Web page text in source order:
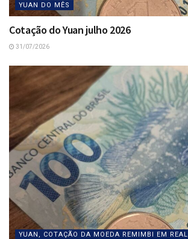
YUAN DO MÊS
Cotação do Yuan julho 2026
31/07/2026
YUAN, COTAÇÃO DA MOEDA REMIMBI EM REAL